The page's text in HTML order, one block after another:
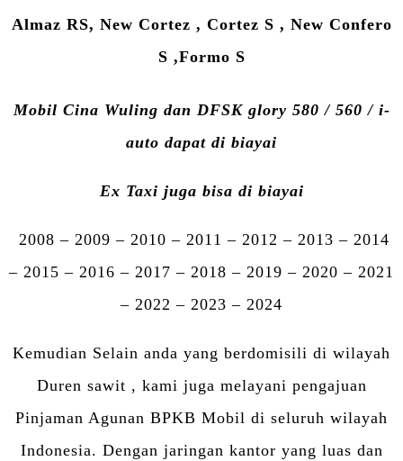
Almaz RS, New Cortez , Cortez S , New Confero
S ,Formo S
Mobil Cina Wuling dan DFSK glory 580 / 560 / i-
auto dapat di biayai
Ex Taxi juga bisa di biayai
2008 – 2009 – 2010 – 2011 – 2012 – 2013 – 2014
– 2015 – 2016 – 2017 – 2018 – 2019 – 2020 – 2021
– 2022 – 2023 – 2024
Kemudian Selain anda yang berdomisili di wilayah
Duren sawit , kami juga melayani pengajuan
Pinjaman Agunan BPKB Mobil di seluruh wilayah
Indonesia. Dengan jaringan kantor yang luas dan